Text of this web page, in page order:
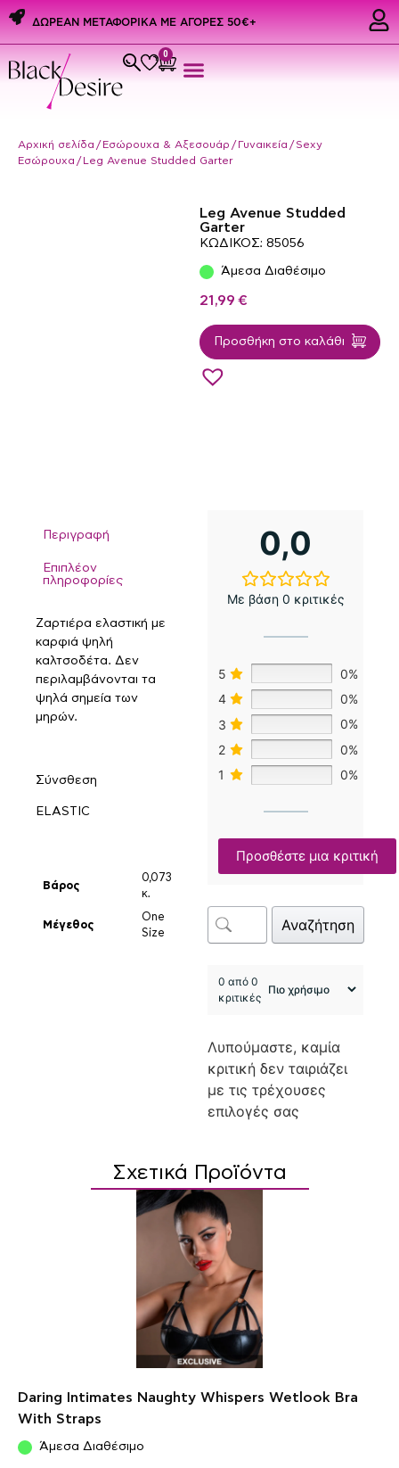
ΔΩΡΕΑΝ ΜΕΤΑΦΟΡΙΚΑ ME ΑΓΟΡΕΣ 50€+
0
Αρχική σελίδα / Εσώρουχα & Αξεσουάρ / Γυναικεία / Sexy
Εσώρουχα / Leg Avenue Studded Garter
Leg Avenue Studded
Garter
ΚΩΔΙΚΟΣ: 85056
Άμεσα Διαθέσιμο
21,99 €
Προσθήκη στο καλάθι
0,0
Με βάση 0 κριτικές
5
0%
4
0%
3
0%
2
0%
1
0%
Προσθέστε μια κριτική
Αναζήτηση
0 από 0
κριτικές
Λυπούμαστε, καμία
κριτική δεν ταιριάζει
με τις τρέχουσες
επιλογές σας
Περιγραφή
Επιπλέον
πληροφορίες
Ζαρτιέρα ελαστική με
καρφιά ψηλή
καλτσοδέτα. Δεν
περιλαμβάνονται τα
ψηλά σημεία των
μηρών.
Σύνσθεση
ELASTIC
Βάρος
0,073
κ.
Μέγεθος
One
Size
Σχετικά Προϊόντα
Daring Intimates Naughty Whispers Wetlook Bra
With Straps
Άμεσα Διαθέσιμο